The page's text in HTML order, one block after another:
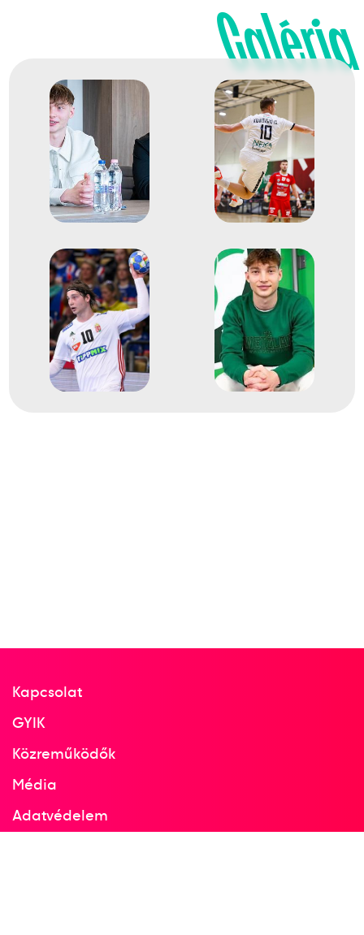
Galéria
Kapcsolat
GYIK
Közreműködők
Média
Adatvédelem